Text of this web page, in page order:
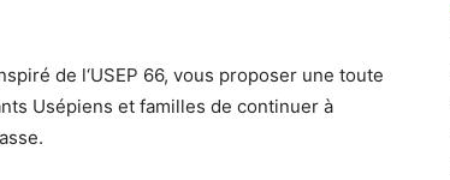
de l‘USEP 66, vous proposer une toute
Usépiens et familles de continuer à